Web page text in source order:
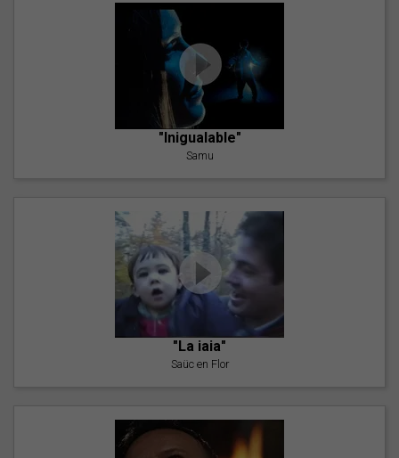
"Inigualable"
Samu
"La iaia"
Saüc en Flor